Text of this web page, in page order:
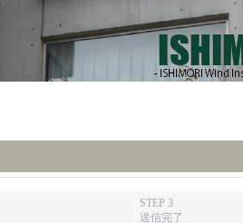
STEP 3
送信完了